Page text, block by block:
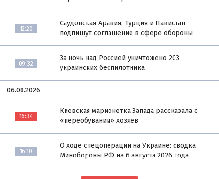
12:20
Саудовская Аравия, Турция и Пакистан
подпишут соглашение в сфере обороны
09:32
За ночь над Россией уничтожено 203
украинских беспилотника
06.08.2026
16:34
Киевская марионетка Запада рассказала о
«переобувании» хозяев
16:10
О ходе спецоперации на Украине: сводка
Минобороны РФ на 6 августа 2026 года